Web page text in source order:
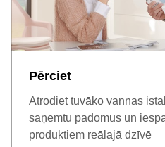
Pērciet
Atrodiet tuvāko vannas
saņemtu padomus un
produktiem reālajā dzīvē